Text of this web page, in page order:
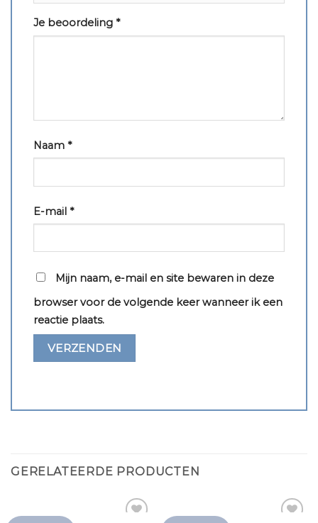
Je beoordeling *
Naam *
E-mail *
Mijn naam, e-mail en site bewaren in deze
browser voor de volgende keer wanneer ik een
reactie plaats.
GERELATEERDE PRODUCTEN